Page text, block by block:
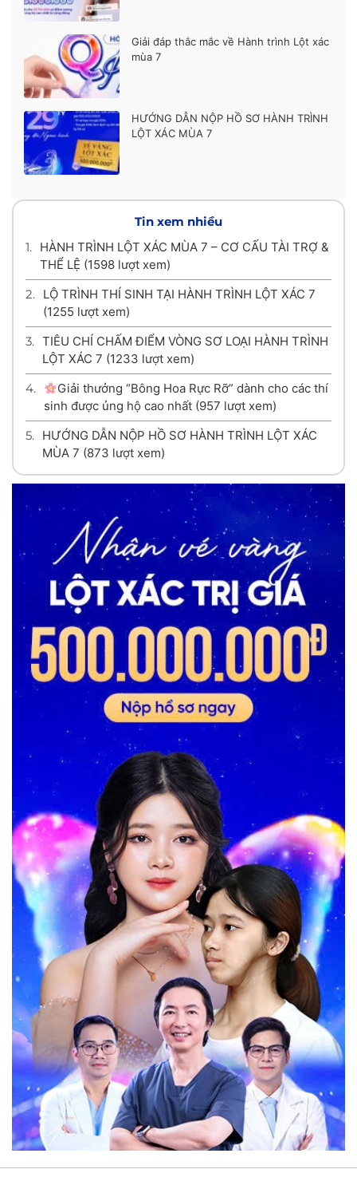
Giải đáp thắc mắc về Hành trình Lột xác
mùa 7
HƯỚNG DẪN NỘP HỒ SƠ HÀNH TRÌNH
LỘT XÁC MÙA 7
Tin xem nhiều
1. HÀNH TRÌNH LỘT XÁC MÙA 7 – CƠ CẤU TÀI TRỢ &
THỂ LỆ (1598 lượt xem)
2.
LỘ TRÌNH THÍ SINH TẠI HÀNH TRÌNH LỘT XÁC 7
(1255 lượt xem)
3. TIÊU CHÍ CHẤM ĐIỂM VÒNG SƠ LOẠI HÀNH TRÌNH
LỘT XÁC 7 (1233 lượt xem)
4.
Giải thưởng “Bông Hoa Rực Rỡ” dành cho các thí
sinh được ủng hộ cao nhất (957 lượt xem)
5. HƯỚNG DẪN NỘP HỒ SƠ HÀNH TRÌNH LỘT XÁC
MÙA 7 (873 lượt xem)